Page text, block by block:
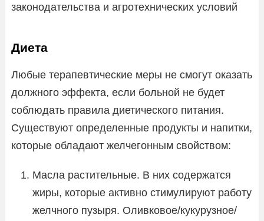
законодательства и агротехнических условий
Диета
Любые терапевтические меры не смогут оказать
должного эффекта, если больной не будет
соблюдать правила диетического питания.
Существуют определенные продукты и напитки,
которые обладают желчегонным свойством:
Масла растительные. В них содержатся
жиры, которые активно стимулируют работу
желчного пузыря. Оливковое/кукурузное/